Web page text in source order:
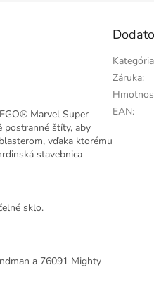
Marvel Super
postranné štíty, aby
vďaka ktorému
stavebnica
sklo.
a 76091 Mighty
Kategória
Záruka:
EAN: